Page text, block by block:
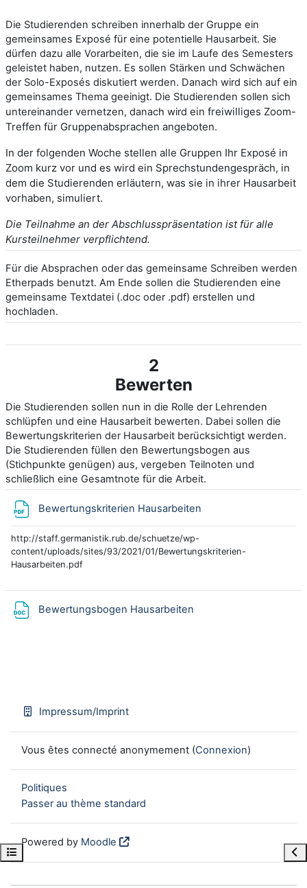
Open course index
Die Studierenden schreiben innerhalb der Gruppe ein
gemeinsames Exposé für eine potentielle Hausarbeit. Sie
dürfen dazu alle Vorarbeiten, die sie im Laufe des Semesters
geleistet haben, nutzen. Es sollen Stärken und Schwächen
der Solo-Exposés diskutiert werden. Danach wird sich auf ein
gemeinsames Thema geeinigt. Die Studierenden sollen sich
untereinander vernetzen, danach wird ein freiwilliges Zoom-
Treffen für Gruppenabsprachen angeboten.
In der folgenden Woche stellen alle Gruppen Ihr Exposé in
Zoom kurz vor und es wird ein Sprechstundengespräch, in
dem die Studierenden erläutern, was sie in ihrer Hausarbeit
vorhaben, simuliert.
Die Teilnahme an der Abschlusspräsentation ist für alle
Kursteilnehmer verpflichtend.
Für die Absprachen oder das gemeinsame Schreiben werden
Etherpads benutzt. Am Ende sollen die Studierenden eine
gemeinsame Textdatei (.doc oder .pdf) erstellen und
hochladen.
2
Bewerten
Die Studierenden sollen nun in die Rolle der Lehrenden
schlüpfen und eine Hausarbeit bewerten. Dabei sollen die
Bewertungskriterien der Hausarbeit berücksichtigt werden.
Die Studierenden füllen den Bewertungsbogen aus
(Stichpunkte genügen) aus, vergeben Teilnoten und
schließlich eine Gesamtnote für die Arbeit.
Bewertungskriterien Hausarbeiten
http://staff.germanistik.rub.de/schuetze/wp-
content/uploads/sites/93/2021/01/Bewertungskriterien-
Hausarbeiten.pdf
Bewertungsbogen Hausarbeiten
Impressum/Imprint
Vous êtes connecté anonymement (Connexion)
Politiques
Passer au thème standard
Powered by Moodle